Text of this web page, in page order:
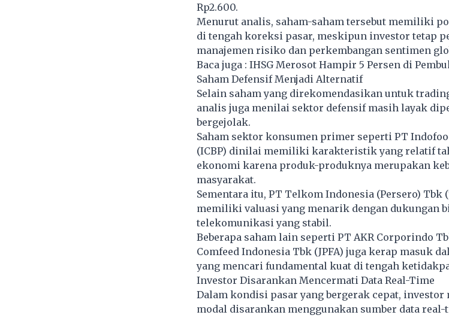
Rp2.600.
Menurut analis, saham-saham tersebut memiliki
di tengah koreksi pasar, meskipun investor tetap
manajemen risiko dan perkembangan sentimen
Baca juga : IHSG Merosot Hampir 5 Persen di
Saham Defensif Menjadi Alternatif
Selain saham yang direkomendasikan untuk
analis juga menilai sektor defensif masih layak
bergejolak.
Saham sektor konsumen primer seperti PT
(ICBP) dinilai memiliki karakteristik yang relatif
ekonomi karena produk-produknya merupakan
masyarakat.
Sementara itu, PT Telkom Indonesia (Persero) Tbk
memiliki valuasi yang menarik dengan dukungan
telekomunikasi yang stabil.
Beberapa saham lain seperti PT AKR Corporindo
Comfeed Indonesia Tbk (JPFA) juga kerap masuk
yang mencari fundamental kuat di tengah
Investor Disarankan Mencermati Data Real-Time
Dalam kondisi pasar yang bergerak cepat,
modal disarankan menggunakan sumber data